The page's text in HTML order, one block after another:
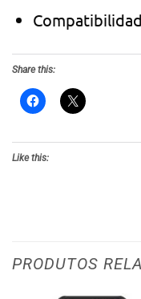
Share this:
Like this:
PRODUTOS